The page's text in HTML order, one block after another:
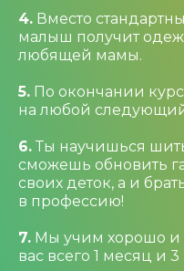
4. Вместо
малыш получит
любящей мамы.
5. По окончании
на любой
6. Ты научишься
сможешь обновить
своих деток, а и
в профессию!
7. Мы учим хорошо и
вас всего 1 месяц и